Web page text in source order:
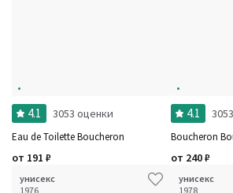
4.1 3053 оценки
Eau de Toilette Boucheron
от 191 ₽
4.1
Boucheron
от 240₽
унисекс
1976
унисекс
1978